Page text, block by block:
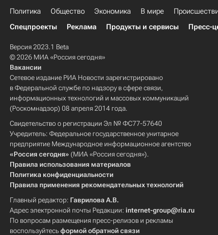
Политика Общество Экономика В мире
Спецпроекты
Реклама Продукты и сервисы Пресс-
Версия 2023.1 Beta
© 2026 МИА «Россия сегодня»
Вакансии
Сетевое издание РИА Новости зарегистрировано
в Федеральной службе по надзору в сфере связи,
информационных технологий и массовых коммуникаций
(Роскомнадзор) 08 апреля 2014 года.
Свидетельство о регистрации Эл № ФС77-57640
Учредитель: Федеральное государственное унитарное
предприятие Международное информационное агентство
«Россия сегодня» (МИА «Россия сегодня»).
Правила использования материалов
Политика конфиденциальности
Правила применения рекомендательных технологий
Главный редактор: Гаврилова А.В.
Адрес электронной почты Редакции: internet-group@ria.ru
По вопросам размещения пресс-релизов и рекламы
воспользуйтесьформой обратной связи